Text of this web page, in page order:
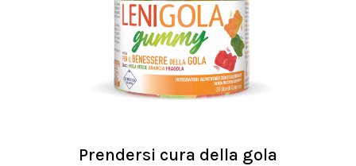
Prendersi cura della gola